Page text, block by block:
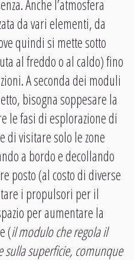
Anche l’atmosfera
da vari elementi, da
quindi si mette sotto
al freddo o al caldo) fino
A seconda dei moduli
bisogna soppesare la
le fasi di esplorazione di
di visitare solo le zone
a bordo e decollando
posto (al costo di diverse
i propulsori per il
per aumentare la
(il modulo che regola il
sulla superficie, comunque